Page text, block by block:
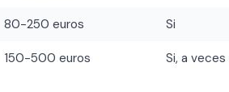
80-250 euros Si
150-500 euros Si, a